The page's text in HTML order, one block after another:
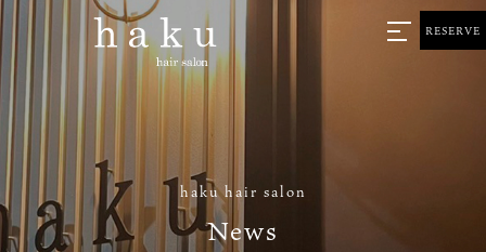
haku hair salon
News
RESERVE